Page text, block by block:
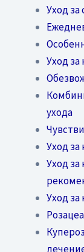
Уход за
Уход
ухода
Уход за
Уход
Уход